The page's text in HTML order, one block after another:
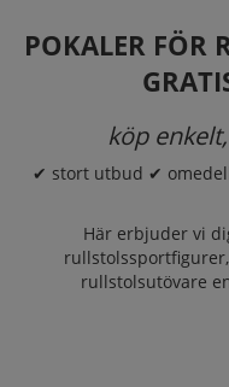
POKALER FÖR
köp
✔ stort utbud ✔
Här erbjuder vi
rullstolsutövare